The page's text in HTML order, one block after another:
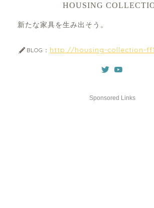
HOUSING
新たな家具を生み出そう。
BLOG： http://housing-collection-
Sponsored Links